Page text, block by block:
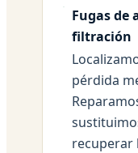
Fugas de
filtración
pérdida
recuperar